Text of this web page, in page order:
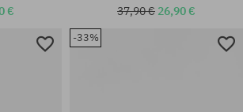
€ 37,90 € 26,90 €
-33%